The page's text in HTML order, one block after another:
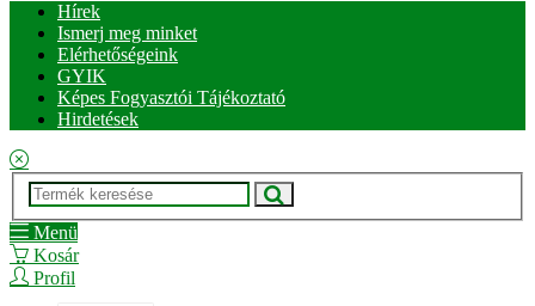
Hírek
Ismerj meg minket
Elérhetőségeink
GYIK
Képes Fogyasztói Tájékoztató
Hirdetések
Menü
Kosár
Profil